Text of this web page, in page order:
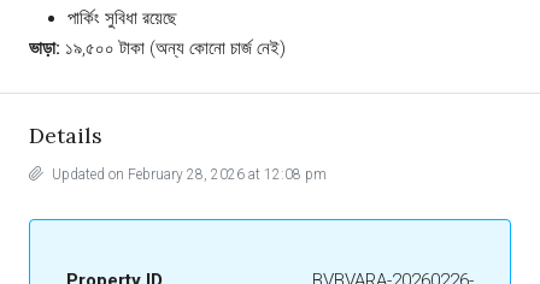
পার্কিং সুবিধা রয়েছে
ভাড়া: ১৯,৫০০ টাকা (অন্য কোনো চার্জ নেই)
Details
Updated on February 28, 2026 at 12:08 pm